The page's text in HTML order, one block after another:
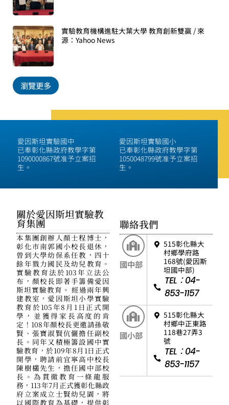
實驗教育機構進駐大葉大學 教育創新雙贏 / 來
源：Yahoo News
瀏覽更多
愛因斯坦實驗國中
已奉彰化縣政府教學字第
1090000867號准予立案招
生。
愛因斯坦實驗國小
已奉彰化縣政府教學字第
1050048799號准予立案招
生。
關於愛因斯坦實驗教
育集團
本集團創辦人顏士程博士，
彰化市南郭國小校長退休，
曾到大學幼保系任教，四十
餘年戮力國民及幼兒教育。
實驗教育法於103年立法公
布，顏校長即著手籌備愛因
斯坦實驗教育。 經過兩年興
建教室，愛因斯坦小學實驗
教育於105年8月1日正式開
學，並獲得家長高度的肯
定！108年顏校長更邀請孫敬
賢、張寶淑賢伉儷擔任副校
長。同年又積極籌設國中實
驗教育，於109年8月1日正式
開學，聘請前宜寧高中校長
陳樹欉先生，擔任國中部校
長。為貫徹教育一條龍服
務，113年7月正式獲彰化縣政
府立案成立士賢幼兒園，將
以國際教育為基礎，提供彰
聯絡我們
國中部
515彰化縣大
村鄉學府路
168號(愛因斯
坦國中部)
TEL：04-
853-1157
國小部
515彰化縣大
村鄉中正東路
118巷27弄3
號
TEL：04-
853-1157